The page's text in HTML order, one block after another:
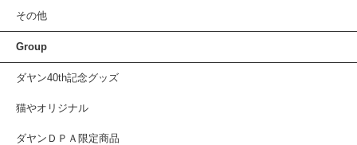
その他
Group
ダヤン40th記念グッズ
猫やオリジナル
ダヤンＤＰＡ限定商品